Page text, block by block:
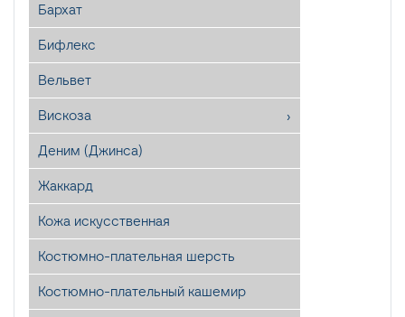
Бархат
Бифлекс
Вельвет
Вискоза
Деним (Джинса)
Жаккард
Кожа искусственная
Костюмно-плательная шерсть
Костюмно-плательный кашемир